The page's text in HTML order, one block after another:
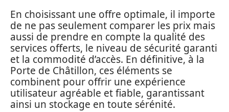
En choisissant une offre optimale, il importe
de ne pas seulement comparer les prix mais
aussi de prendre en compte la qualité des
services offerts, le niveau de sécurité garanti
et la commodité d’accès. En définitive, à la
Porte de Châtillon, ces éléments se
combinent pour offrir une expérience
utilisateur agréable et fiable, garantissant
ainsi un stockage en toute sérénité.